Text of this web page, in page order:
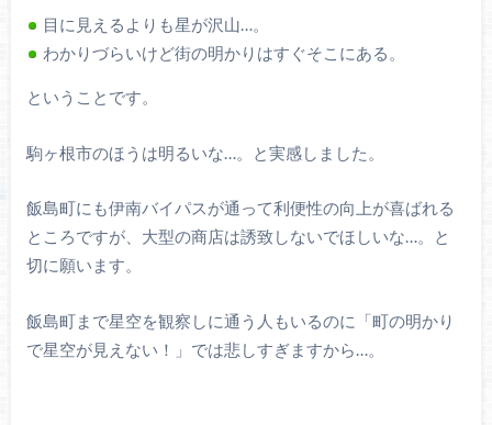
目に見えるよりも星が沢山…。
わかりづらいけど街の明かりはすぐそこにある。
ということです。
駒ヶ根市のほうは明るいな…。と実感しました。
飯島町にも伊南バイパスが通って利便性の向上が喜ばれる
ところですが、大型の商店は誘致しないでほしいな…。と
切に願います。
飯島町まで星空を観察しに通う人もいるのに「町の明かり
で星空が見えない！」では悲しすぎますから…。